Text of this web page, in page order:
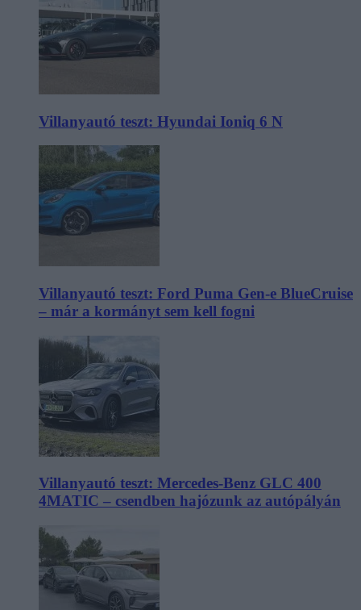
Villanyautó teszt: Hyundai Ioniq 6 N
Villanyautó teszt: Ford Puma Gen-e BlueCruise
– már a kormányt sem kell fogni
Villanyautó teszt: Mercedes-Benz GLC 400
4MATIC – csendben hajózunk az autópályán